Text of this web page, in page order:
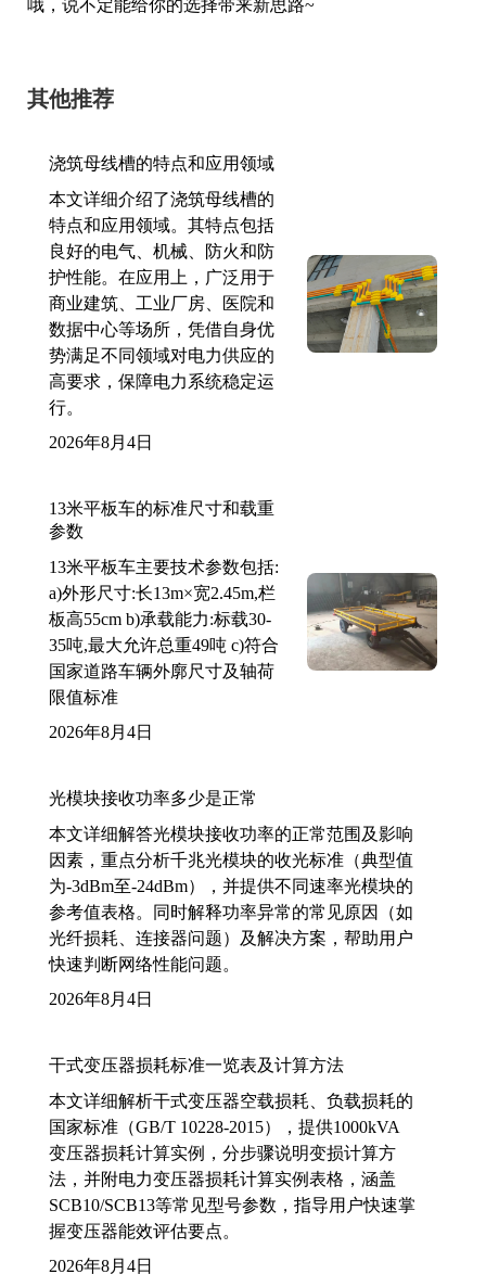
哦，说不定能给你的选择带来新思路~
其他推荐
浇筑母线槽的特点和应用领域
本文详细介绍了浇筑母线槽的
特点和应用领域。其特点包括
良好的电气、机械、防火和防
护性能。在应用上，广泛用于
商业建筑、工业厂房、医院和
数据中心等场所，凭借自身优
势满足不同领域对电力供应的
高要求，保障电力系统稳定运
行。
2026年8月4日
13米平板车的标准尺寸和载重
参数
13米平板车主要技术参数包括:
a)外形尺寸:长13m×宽2.45m,栏
板高55cm b)承载能力:标载30-
35吨,最大允许总重49吨 c)符合
国家道路车辆外廓尺寸及轴荷
限值标准
2026年8月4日
光模块接收功率多少是正常
本文详细解答光模块接收功率的正常范围及影响
因素，重点分析千兆光模块的收光标准（典型值
为-3dBm至-24dBm），并提供不同速率光模块的
参考值表格。同时解释功率异常的常见原因（如
光纤损耗、连接器问题）及解决方案，帮助用户
快速判断网络性能问题。
2026年8月4日
干式变压器损耗标准一览表及计算方法
本文详细解析干式变压器空载损耗、负载损耗的
国家标准（GB/T 10228-2015），提供1000kVA
变压器损耗计算实例，分步骤说明变损计算方
法，并附电力变压器损耗计算实例表格，涵盖
SCB10/SCB13等常见型号参数，指导用户快速掌
握变压器能效评估要点。
2026年8月4日